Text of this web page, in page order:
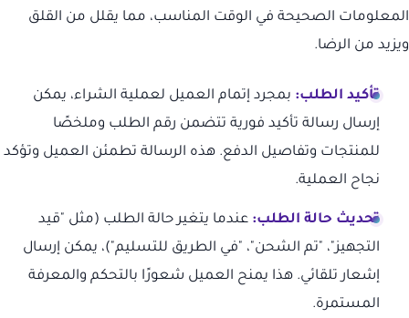
المعلومات الصحيحة في الوقت المناسب، مما يقلل من القلق
ويزيد من الرضا.
تأكيد الطلب: بمجرد إتمام العميل لعملية الشراء، يمكن
إرسال رسالة تأكيد فورية تتضمن رقم الطلب وملخصًا
للمنتجات وتفاصيل الدفع. هذه الرسالة تطمئن العميل وتؤكد
نجاح العملية.
تحديث حالة الطلب: عندما يتغير حالة الطلب (مثل "قيد
التجهيز"، "تم الشحن"، "في الطريق للتسليم")، يمكن إرسال
إشعار تلقائي. هذا يمنح العميل شعورًا بالتحكم والمعرفة
المستمرة.